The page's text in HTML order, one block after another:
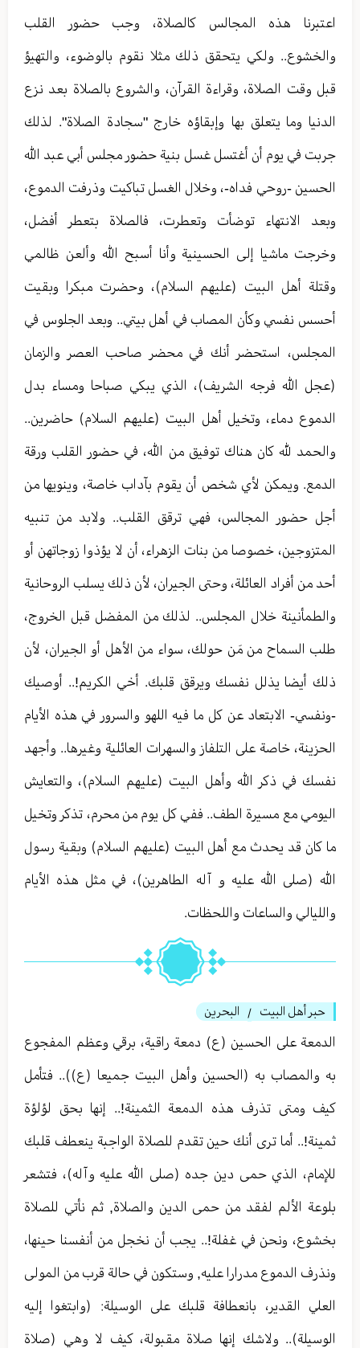
اعتبرنا هذه المجالس كالصلاة، وجب حضور القلب
والخشوع.. ولكي يتحقق ذلك مثلا نقوم بالوضوء، والتهيؤ
قبل وقت الصلاة، وقراءة القرآن، والشروع بالصلاة بعد نزع
الدنيا وما يتعلق بها وإبقاؤه خارج "سجادة الصلاة". لذلك
جربت في يوم أن أغتسل غسل بنية حضور مجلس أبي عبد الله
الحسين -روحي فداه-، وخلال الغسل تباكيت وذرفت الدموع،
وبعد الانتهاء توضأت وتعطرت، فالصلاة بتعطر أفضل،
وخرجت ماشيا إلى الحسينية وأنا أسبح الله وألعن ظالمي
وقتلة أهل البيت (عليهم السلام)، وحضرت مبكرا وبقيت
أحسس نفسي وكأن المصاب في أهل بيتي.. وبعد الجلوس في
المجلس، استحضر أنك في محضر صاحب العصر والزمان
(عجل الله فرجه الشريف)، الذي يبكي صباحا ومساء بدل
الدموع دماء، وتخيل أهل البيت (عليهم السلام) حاضرين..
والحمد لله كان هناك توفيق من الله، في حضور القلب ورقة
الدمع. ويمكن لأي شخص أن يقوم بآداب خاصة، وينويها من
أجل حضور المجالس، فهي ترقق القلب.. ولابد من تنبيه
المتزوجين، خصوصا من بنات الزهراء، أن لا يؤذوا زوجاتهن أو
أحد من أفراد العائلة، وحتى الجيران، لأن ذلك يسلب الروحانية
والطمأنينة خلال المجلس.. لذلك من المفضل قبل الخروج،
طلب السماح من مَن حولك، سواء من الأهل أو الجيران، لأن
ذلك أيضا يذلل نفسك ويرقق قلبك. أخي الكريم!.. أوصيك
-ونفسي- الابتعاد عن كل ما فيه اللهو والسرور في هذه الأيام
الحزينة، خاصة على التلفاز والسهرات العائلية وغيرها.. وأجهد
نفسك في ذكر الله وأهل البيت (عليهم السلام)، والتعايش
اليومي مع مسيرة الطف.. ففي كل يوم من محرم، تذكر وتخيل
ما كان قد يحدث مع أهل البيت (عليهم السلام) وبقية رسول
الله (صلى الله عليه و آله الطاهرين)، في مثل هذه الأيام
والليالي والساعات واللحظات.
حبر أهل البيت / البحرين
الدمعة على الحسين (ع) دمعة راقية، برقي وعظم المفجوع
به والمصاب به (الحسين وأهل البيت جميعا (ع)).. فتأمل
كيف ومتى تذرف هذه الدمعة الثمينة!.. إنها بحق لؤلؤة
ثمينة!.. أما ترى أنك حين تقدم للصلاة الواجبة ينعطف قلبك
للإمام، الذي حمى دين جده (صلى الله عليه وآله)، فتشعر
بلوعة الألم لفقد من حمى الدين والصلاة, ثم نأتي للصلاة
بخشوع، ونحن في غفلة!.. يجب أن نخجل من أنفسنا حينها،
ونذرف الدموع مدرارا عليه, وستكون في حالة قرب من المولى
العلي القدير، بانعطافة قلبك على الوسيلة: (وابتغوا إليه
الوسيلة).. ولاشك إنها صلاة مقبولة، كيف لا وهي (صلاة